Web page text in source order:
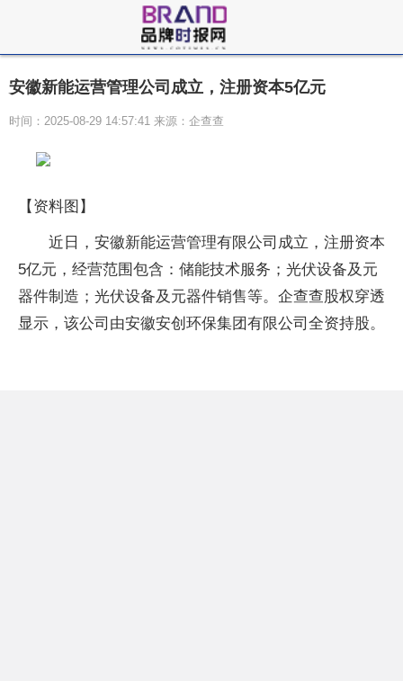
安徽新能运营管理公司成立，注册资本5亿元
时间：2025-08-29 14:57:41 来源：企查查
【资料图】
近日，安徽新能运营管理有限公司成立，注册资本
5亿元，经营范围包含：储能技术服务；光伏设备及元
器件制造；光伏设备及元器件销售等。企查查股权穿透
显示，该公司由安徽安创环保集团有限公司全资持股。